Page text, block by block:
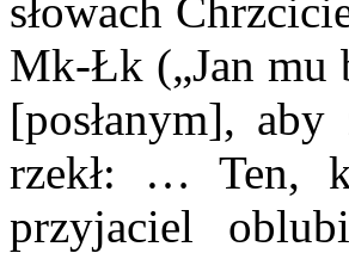
słowach
Mk-Łk („Jan mu
[posłanym],
rzekł: … Ten,
przyjaciel